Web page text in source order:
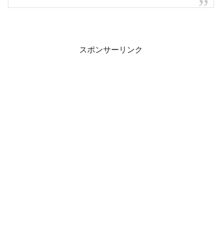
スポンサーリンク